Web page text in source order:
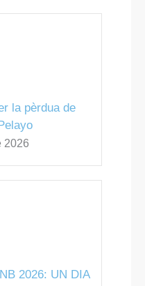
la pèrdua de
2026
2026: UN DIA